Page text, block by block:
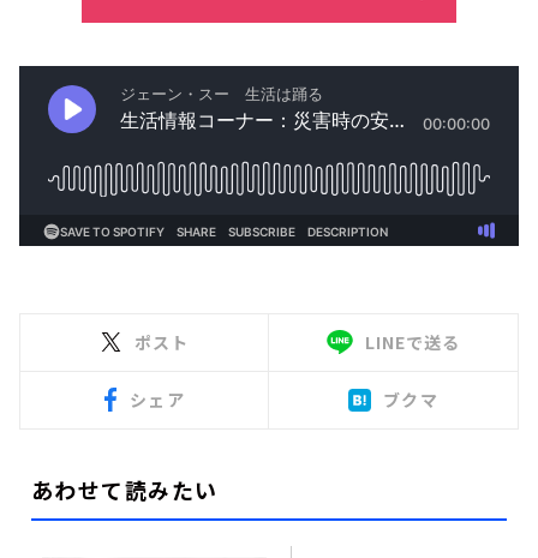
ポスト LINEで送る
シェア ブクマ
あわせて読みたい